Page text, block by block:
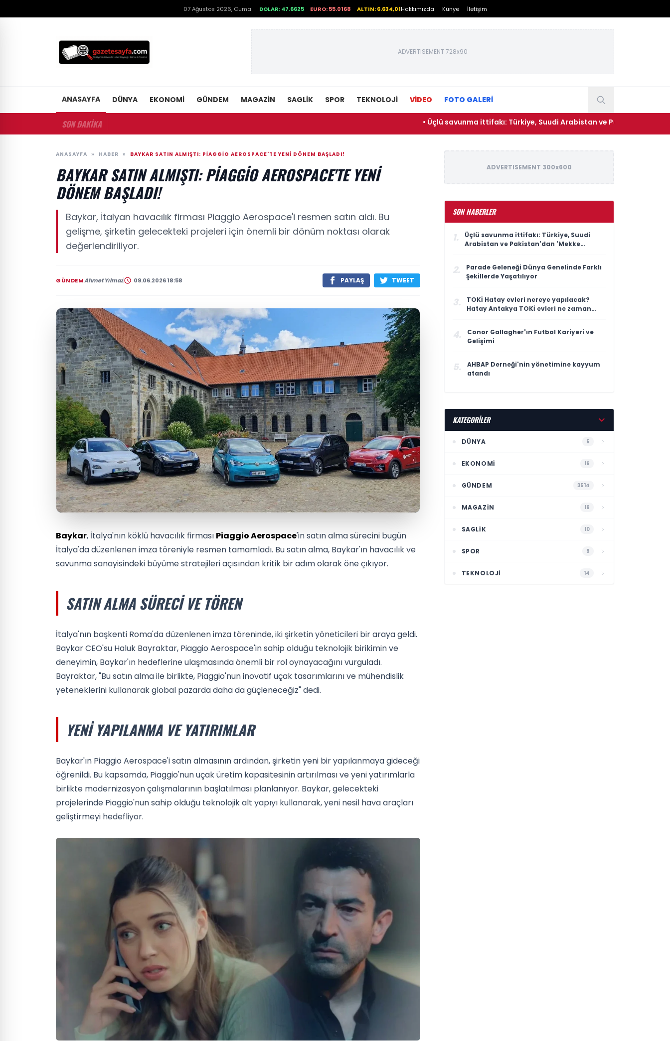
07 Ağustos 2026, Cuma DOLAR: 47.6625 EURO: 55.0168 ALTIN: 6.634,01Hakkımızda Künye İletişim
ADVERTISEMENT 728x90
ANASAYFA DÜNYA EKONOMI GÜNDEM MAGAZIN SAGLIK SPOR TEKNOLOJI VİDEO FOTO GALERİ
SON DAKİKA • Üçlü savunma ittifakı: Türkiye, Suudi Arabistan ve Pakistan'dan 'Mekke
ANASAYFA » HABER » BAYKAR SATIN ALMIŞTI: PIAGGIO AEROSPACE'TE YENI DÖNEM BAŞLADI!
BAYKAR SATIN ALMIŞTI: PIAGGIO AEROSPACE'TE YENI
DÖNEM BAŞLADI!
Baykar, İtalyan havacılık firması Piaggio Aerospace'i resmen satın aldı. Bu
gelişme, şirketin gelecekteki projeleri için önemli bir dönüm noktası olarak
değerlendiriliyor.
GÜNDEMAhmet Yılmaz 09.06.2026 18:58 PAYLAŞ TWEET
Baykar, İtalya'nın köklü havacılık firması Piaggio Aerospace'in satın alma sürecini bugün
İtalya'da düzenlenen imza töreniyle resmen tamamladı. Bu satın alma, Baykar'ın havacılık ve
savunma sanayisindeki büyüme stratejileri açısından kritik bir adım olarak öne çıkıyor.
SATIN ALMA SÜRECI VE TÖREN
İtalya'nın başkenti Roma'da düzenlenen imza töreninde, iki şirketin yöneticileri bir araya geldi.
Baykar CEO'su Haluk Bayraktar, Piaggio Aerospace'in sahip olduğu teknolojik birikimin ve
deneyimin, Baykar'ın hedeflerine ulaşmasında önemli bir rol oynayacağını vurguladı.
Bayraktar, "Bu satın alma ile birlikte, Piaggio'nun inovatif uçak tasarımlarını ve mühendislik
yeteneklerini kullanarak global pazarda daha da güçleneceğiz" dedi.
YENI YAPILANMA VE YATIRIMLAR
Baykar'ın Piaggio Aerospace'i satın almasının ardından, şirketin yeni bir yapılanmaya gideceği
öğrenildi. Bu kapsamda, Piaggio'nun uçak üretim kapasitesinin artırılması ve yeni yatırımlarla
birlikte modernizasyon çalışmalarının başlatılması planlanıyor. Baykar, gelecekteki
projelerinde Piaggio'nun sahip olduğu teknolojik alt yapıyı kullanarak, yeni nesil hava araçları
geliştirmeyi hedefliyor.
ADVERTISEMENT 300x600
SON HABERLER
1.
Üçlü savunma ittifakı: Türkiye, Suudi
Arabistan ve Pakistan'dan 'Mekke
2.
Parade Geleneği Dünya Genelinde Farklı
Şekillerde Yaşatılıyor
3.
TOKİ Hatay evleri nereye yapılacak?
Hatay Antakya TOKİ evleri ne zaman
4.
Conor Gallagher'ın Futbol Kariyeri ve
Gelişimi
5.
AHBAP Derneği'nin yönetimine kayyum
atandı
KATEGORİLER
DÜNYA 5
EKONOMI 16
GÜNDEM 3514
MAGAZIN 16
SAGLIK 10
SPOR 9
TEKNOLOJI 14